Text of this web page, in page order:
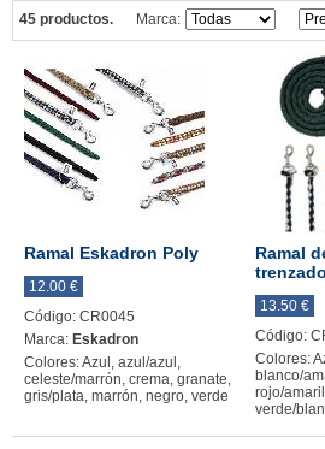
45 productos. Marca:
Ramal Eskadron Poly
12.00 €
Código: CR0045
Marca: Eskadron
Colores: Azul, azul/azul,
celeste/marrón, crema, granate,
gris/plata, marrón, negro, verde
Ramal
13.50 €
Código:
Colores:
blanco/
rojo/
verde/